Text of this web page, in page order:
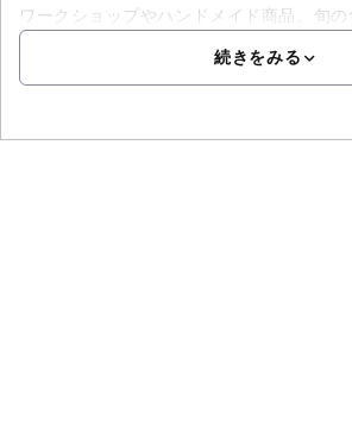
ワークショップやハンドメイド商品、旬
続きをみる